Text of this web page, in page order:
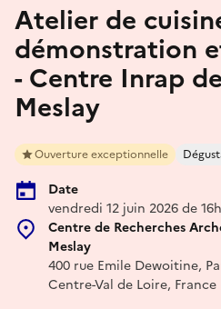
Atelier de
démonstration
- Centre Inrap
Meslay
Ouverture exceptionnelle
Date
vendredi 12 juin 2026 de
Centre de Recherches
Meslay
400 rue Emile Dewoitine,
Centre-Val de Loire, France